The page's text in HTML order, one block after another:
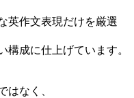
英作文表現だけを厳選
構成に仕上げています。
はなく、